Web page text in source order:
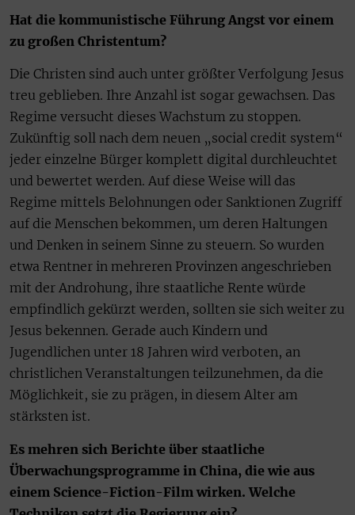
Hat die kommunistische Führung Angst vor einem
zu großen Christentum?
Die Christen sind auch unter größter Verfolgung Jesus
treu geblieben. Ihre Anzahl ist sogar gewachsen. Das
Regime versucht dieses Wachstum zu stoppen.
Zukünftig soll nach dem neuen „social credit system“
jeder einzelne Bürger komplett digital durchleuchtet
und bewertet werden. Auf diese Weise will das
Regime mittels Belohnungen oder Sanktionen Zugriff
auf die Menschen bekommen, um deren Haltungen
und Denken in seinem Sinne zu steuern. So wurden
etwa Rentner in mehreren Provinzen angeschrieben
mit der Androhung, ihre staatliche Rente würde
empfindlich gekürzt werden, sollten sie sich weiter zu
Jesus bekennen. Gerade auch Kindern und
Jugendlichen unter 18 Jahren wird verboten, an
christlichen Veranstaltungen teilzunehmen, da die
Möglichkeit, sie zu prägen, in diesem Alter am
stärksten ist.
Es mehren sich Berichte über staatliche
Überwachungsprogramme in China, die wie aus
einem Science-Fiction-Film wirken. Welche